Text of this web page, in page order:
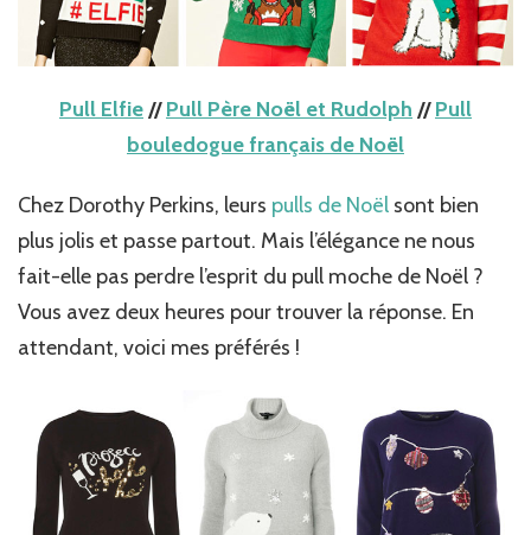
Pull Elfie//Pull Père Noël et Rudolph //Pull
bouledogue français de Noël
Chez Dorothy Perkins, leurs pulls de Noël sont bien
plus jolis et passe partout. Mais l’élégance ne nous
fait-elle pas perdre l’esprit du pull moche de Noël ?
Vous avez deux heures pour trouver la réponse. En
attendant, voici mes préférés !